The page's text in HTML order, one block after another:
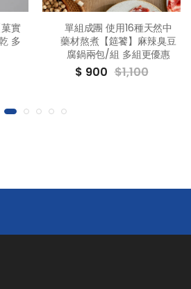
實
多
單組成團 使用16種天然中
藥材熬煮【筵饕】麻辣臭豆
腐鍋兩包/組 多組更優惠
$ 900 $1,100